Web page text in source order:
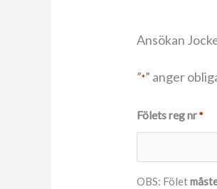
Ansökan
”*” anger
Fölets reg nr *
OBS: Fölet